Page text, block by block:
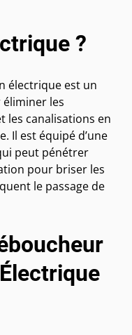
?
électrique est un
les
les canalisations en
Il est équipé d’une
peut pénétrer
pour briser les
le passage de